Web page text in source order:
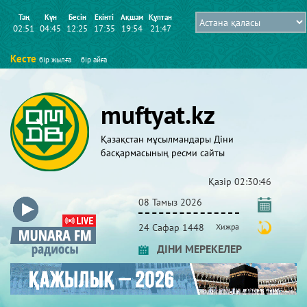
Таң
02:51
Күн
04:45
Бесін
12:25
Екінті
17:35
Ақшам
19:54
Құптан
21:47
Кесте бір жылға бір айға
muftyat.kz
Қазақстан мұсылмандары Діни
басқармасының ресми сайты
Қазір 02:30:47
08 Тамыз 2026
24 Сафар 1448 Хижра
ДІНИ МЕРЕКЕЛЕР